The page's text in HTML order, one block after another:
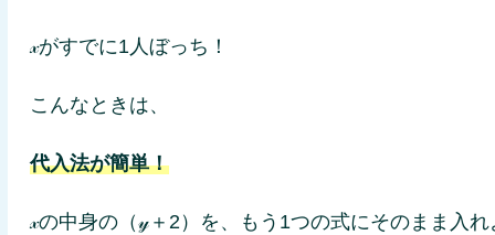
𝓍がすでに1人ぼっち！
こんなときは、
代入法が簡単！
𝓍の中身の（𝓎＋2）を、もう1つの式にそのまま入れ